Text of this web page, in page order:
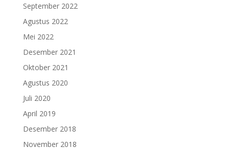
September 2022
Agustus 2022
Mei 2022
Desember 2021
Oktober 2021
Agustus 2020
Juli 2020
April 2019
Desember 2018
November 2018